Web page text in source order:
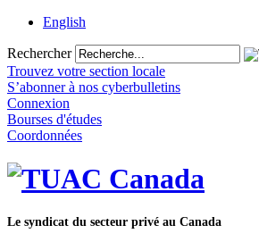
English
Rechercher
Trouvez votre section locale
S’abonner à nos cyberbulletins
Connexion
Bourses d'études
Coordonnées
Le syndicat du secteur privé au Canada